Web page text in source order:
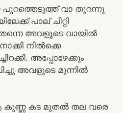
പുറത്തെടുത്ത് വാ തുറന്നു
പാല് ചീറ്റി
തന്നെ അവളുടെ വായിൽ
നിൽക്കെ
അപ്പോഴേക്കും
അവളുടെ മുന്നിൽ
കുണ്ണ കട മുതൽ തല വരെ